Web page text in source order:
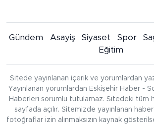
Gündem Asayiş Siyaset Spor
Eğitim
Sitede yayınlanan içerik ve yorumlardan
Yayınlanan yorumlardan Eskişehir Haber -
Haberleri sorumlu tutulamaz. Sitedeki tüm
sayfada açılır. Sitemizde yayınlanan
fotoğraflar izin alınmaksızın kaynak